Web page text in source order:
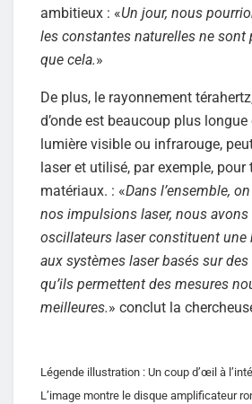
ambitieux : «Un jour, nous
les constantes naturelles ne sont
que cela.»
De plus, le rayonnement
d’onde est beaucoup plus
lumière visible ou infrarouge,
laser et utilisé, par exemple, pour
matériaux. : «Dans l’ensemble,
nos impulsions laser, nous
oscillateurs laser constituent une
aux systèmes laser basés sur
qu’ils permettent des mesures
meilleures.» conclut la
Légende illustration : Un coup d’œil à
L’image montre le disque amplificateur